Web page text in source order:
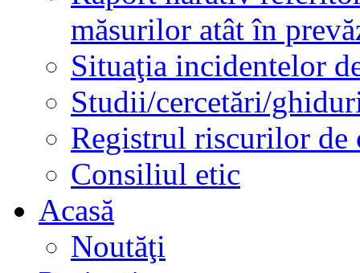
măsurilor atât în
Situaţia incidentelor
Studii/cercetări/
Registrul riscurilor de
Consiliul etic
Acasă
Noutăţi